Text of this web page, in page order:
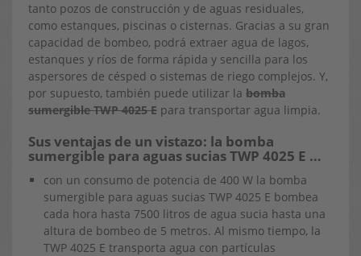
tanto pozos de construcción y de aguas residuales,
como estanques, piscinas o cisternas. Gracias a su gran
capacidad de bombeo, podrá extraer agua de lagos,
estanques y ríos de forma rápida y sencilla para los
aspersores de césped o sistemas de riego complejos. Y,
por supuesto, también puede utilizar la bomba
sumergible TWP 4025 E para transportar agua limpia.
Sus ventajas de un vistazo: la bomba
sumergible para aguas sucias TWP 4025 E …
con un consumo de potencia de 400 W la bomba
sumergible para aguas sucias TWP 4025 E bombea
cada hora hasta 7500 litros de agua sucia hasta una
altura de bombeo de 5 metros. Al mismo tiempo, la
TWP 4025 E transporta agua con partículas